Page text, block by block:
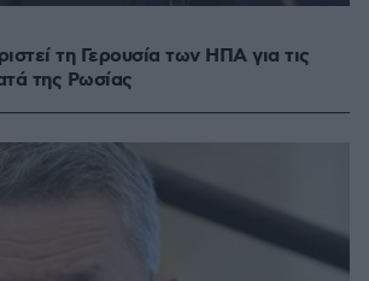
τη Γερουσία των ΗΠΑ για τις
της Ρωσίας